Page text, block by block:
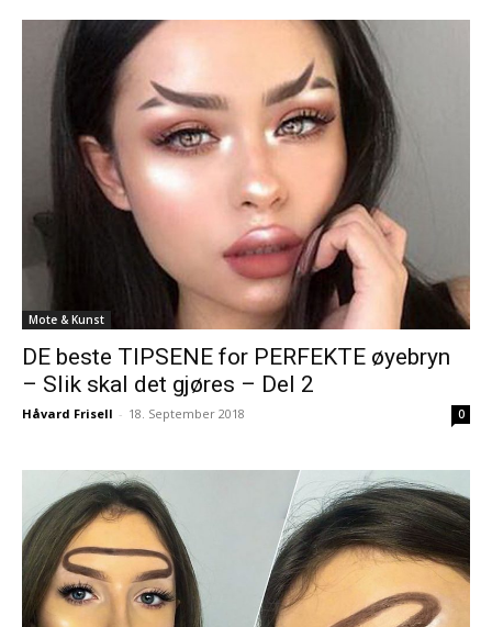
Mote & Kunst
DE beste TIPSENE for PERFEKTE øyebryn
– Slik skal det gjøres – Del 2
Håvard Frisell - 18. September 2018 0